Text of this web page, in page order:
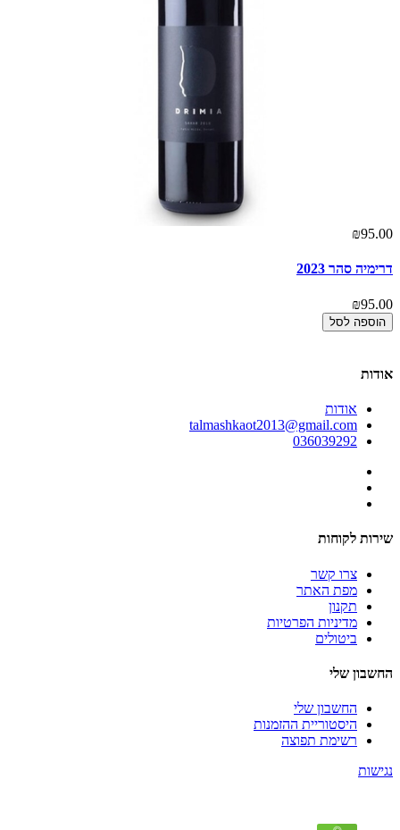
₪95.00
דרימיה סהר 2023
₪95.00
הוספה לסל
אודות
אודות
talmashkaot2013@gmail.com
036039292
שירות לקוחות
צרו קשר
מפת האתר
תקנון
מדיניות הפרטיות
ביטולים
החשבון שלי
החשבון שלי
היסטוריית ההזמנות
רשימת תפוצה
נגישות